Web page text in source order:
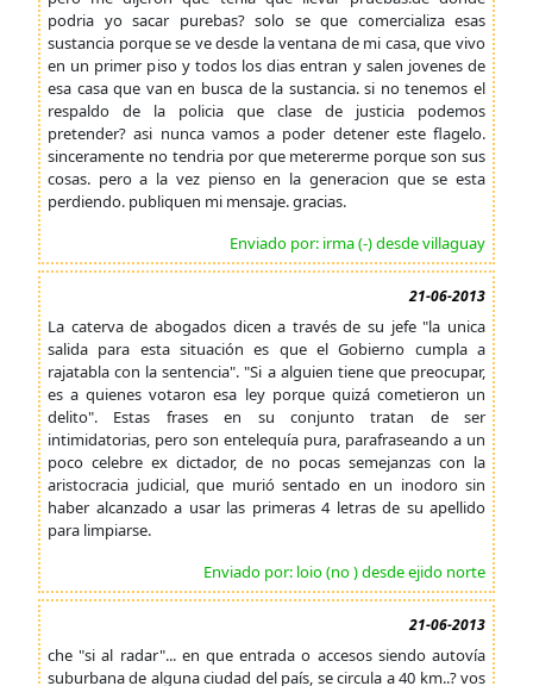
podria yo sacar purebas? solo se que comercializa esas
sustancia porque se ve desde la ventana de mi casa, que vivo
en un primer piso y todos los dias entran y salen jovenes de
esa casa que van en busca de la sustancia. si no tenemos el
respaldo de la policia que clase de justicia podemos
pretender? asi nunca vamos a poder detener este flagelo.
sinceramente no tendria por que metererme porque son sus
cosas. pero a la vez pienso en la generacion que se esta
perdiendo. publiquen mi mensaje. gracias.
Enviado por: irma (-) desde villaguay
21-06-2013
La caterva de abogados dicen a través de su jefe "la unica
salida para esta situación es que el Gobierno cumpla a
rajatabla con la sentencia". "Si a alguien tiene que preocupar,
es a quienes votaron esa ley porque quizá cometieron un
delito". Estas frases en su conjunto tratan de ser
intimidatorias, pero son entelequía pura, parafraseando a un
poco celebre ex dictador, de no pocas semejanzas con la
aristocracia judicial, que murió sentado en un inodoro sin
haber alcanzado a usar las primeras 4 letras de su apellido
para limpiarse.
Enviado por: loio (no ) desde ejido norte
21-06-2013
che "si al radar"... en que entrada o accesos siendo autovía
suburbana de alguna ciudad del país, se circula a 40 km..? vos